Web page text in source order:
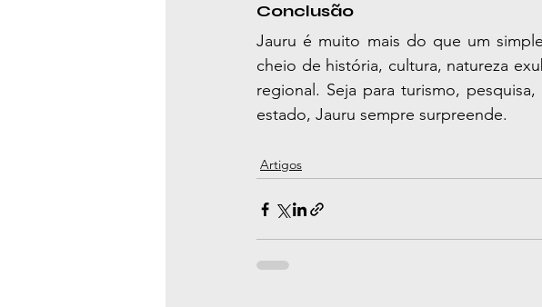
Conclusão
Jauru é muito mais do que um
cheio de história, cultura, natureza
regional. Seja para turismo,
estado, Jauru sempre surpreende.
Artigos